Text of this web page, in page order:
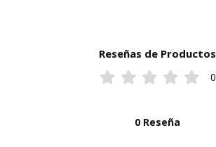
Reseñas de Productos
0
0 Reseña